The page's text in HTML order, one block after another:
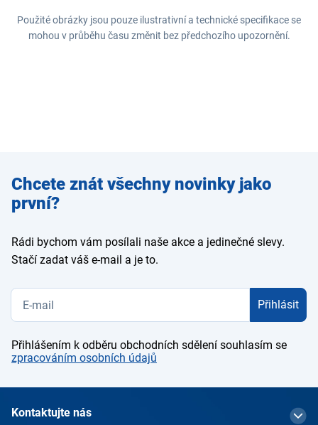
Použité obrázky jsou pouze ilustrativní a technické specifikace se
mohou v průběhu času změnit bez předchozího upozornění.
Zadejte
e-mail
Chcete znát všechny novinky jako
první?
Rádi bychom vám posílali naše akce a jedinečné slevy.
Stačí zadat váš e-mail a je to.
Přihlásit
Přihlášením k odběru obchodních sdělení souhlasím se
zpracováním osobních údajů
Kontaktujte nás